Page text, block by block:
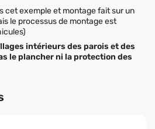
cet exemple et montage fait sur un
le processus de montage est
intérieurs des parois et des
le plancher ni la protection des